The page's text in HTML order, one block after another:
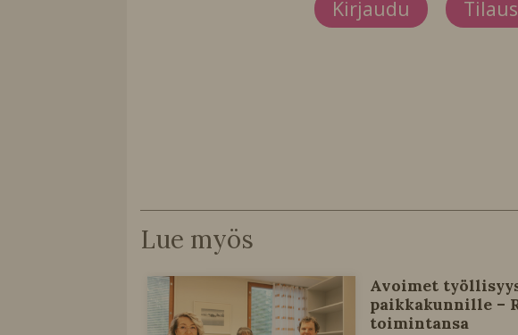
Kirjaudu
Lue myös
Avoimet
paikkakunnille –
toimintansa